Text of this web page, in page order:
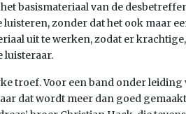
basismateriaal van de
zonder dat het ook maar
uit te werken, zodat er
luisteraar.
troef. Voor een band onder
dat wordt meer dan goed